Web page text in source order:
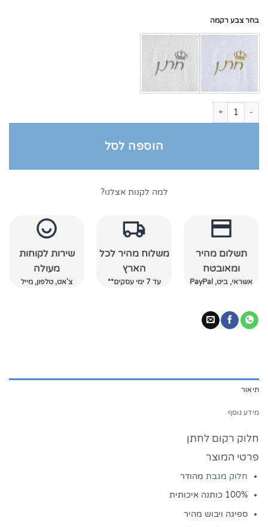
בחר צבע רקמה
כמות של חלוק רקום לחתן
הוספה לסל
למה לקנות אצלנו?
תשלום מהיר
ומאובטח
אשראי, ביט, PayPal
משלוח מהיר לכל
הארץ
עד 7 ימי עסקים**
שירות לקוחות
מעולה
צ'אט, טלפון, מייל
תיאור
מידע נוסף
חלוק רקום לחתן
פרטי המוצר
חלוק מגבתמהודר
100% כותנה איכותית
ספיגה ויבוש מהיר